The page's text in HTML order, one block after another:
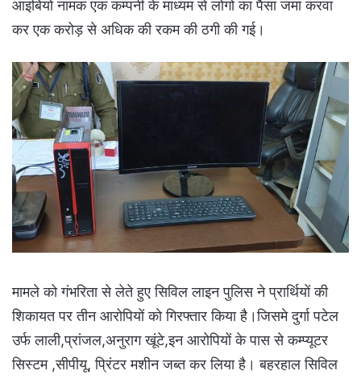
आइबियो नामक एक कम्पनी के माध्यम से लोगो का पैसा जमा करवा
कर एक करोड़ से अधिक की रकम की ठगी की गई।
मामले को गंभरिता से लेते हुए सिविल लाइन पुलिस ने प्रार्थियों की
शिकायत पर तीन आरोपियों को गिरफ्तार किया है।जिसमे दुर्गा पटेल
उर्फ लाली,प्रांजल,अनुराग खूंटे,इन आरोपियों के पास से कम्प्यूटर
सिस्टम ,सीपीयू, प्रिंटर मशीन जब्त कर लिया है। बहरहाल सिविल